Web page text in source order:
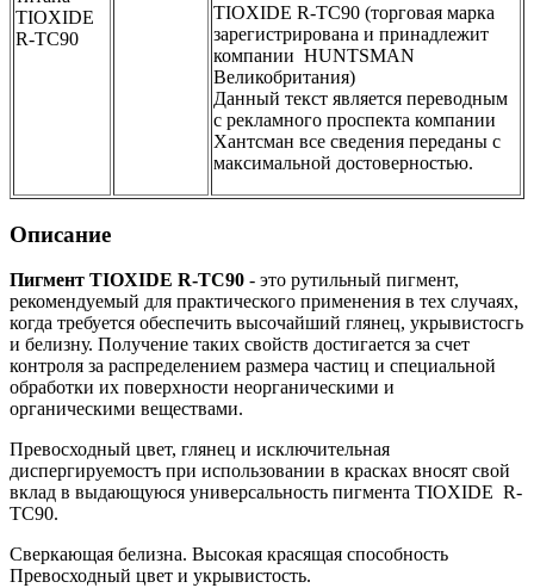
TIOXIDE R-TC90 (торговая марка
зарегистрирована и принадлежит
компании HUNTSMAN
Великобритания)
Данный текст является переводным
с рекламного проспекта компании
Хантсман все сведения переданы с
максимальной достоверностью.
Описание
Пигмент TIOXIDE R-TC90 - это рутильный пигмент,
рекомендуемый для практического применения в тех случаях,
когда требуется обеспечить высочайший глянец, укрывистосгь
и белизну. Получение таких свойств достигается за счет
контроля за распределением размера частиц и специальной
обработки их поверхности неорганическими и
органическими веществами.
Превосходный цвет, глянец и исключительная
диспергируемостъ при использовании в красках вносят свой
вклад в выдающуюся универсальность пигмента TIOXIDE R-
TC90.
Сверкающая белизна. Высокая красящая способность
Превосходный цвет и укрывистость.